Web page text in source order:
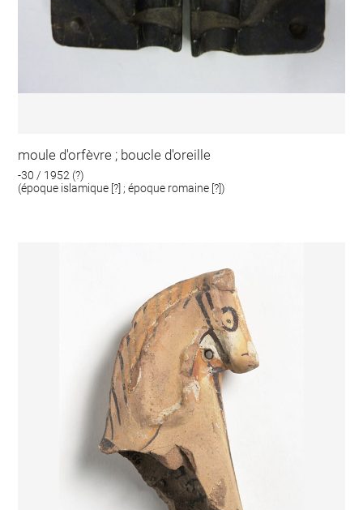
moule d'orfèvre ; boucle d'oreille
-30 / 1952 (?)
(époque islamique [?] ; époque romaine [?])